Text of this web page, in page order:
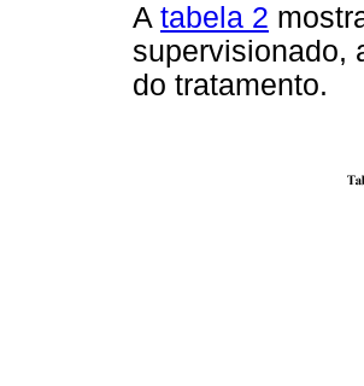
A tabela 2
supervisionado,
do tratamento.